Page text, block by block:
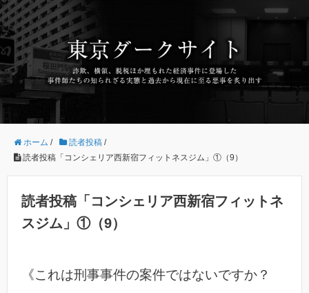
ホーム / 読者投稿 /
読者投稿「コンシェリア西新宿フィットネスジム」①（9）
読者投稿「コンシェリア西新宿フィットネ
スジム」①（9）
《これは刑事事件の案件ではないですか？